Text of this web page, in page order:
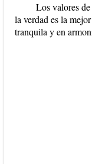
Los valores
la verdad es la
tranquila y en